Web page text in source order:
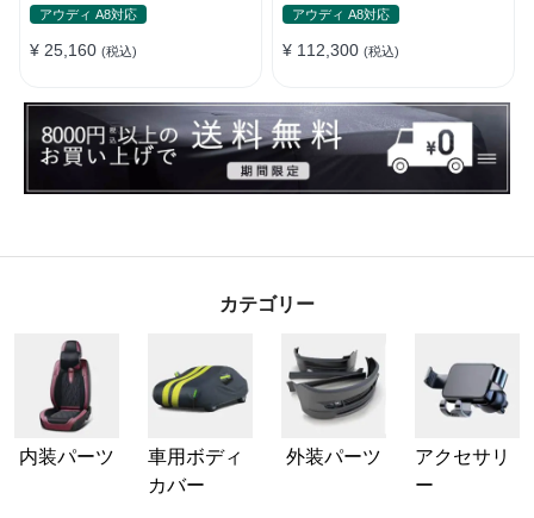
日除け 防水 頑丈 夏ドライブ
アウディ A8対応
¥ 25,160 (税込)
性 簡単収納 大容量 ベビーカ
アウディ A8対応
¥ 112,300 (税込)
カテゴリー
内装パーツ
車用ボディ
カバー
外装パーツ
アクセサリ
ー